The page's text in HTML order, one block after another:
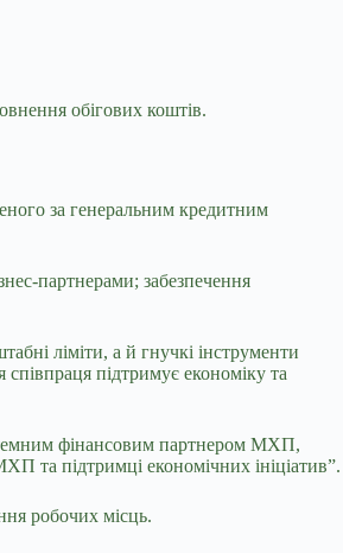
обігових коштів.
за генеральним кредитним
партнерами; забезпечення
ліміти, а й гнучкі інструменти
підтримує економіку та
фінансовим партнером МХП,
та підтримці економічних ініціатив”.
робочих місць.